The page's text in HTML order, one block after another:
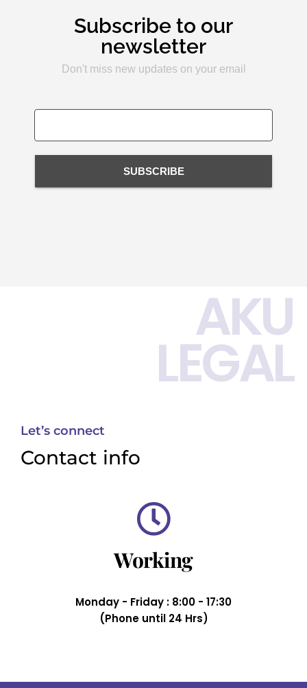
Subscribe to our
newsletter
Don't miss new updates on your email
SUBSCRIBE
AKU
LEGAL
Let’s connect
Contact info
Working
Monday - Friday : 8:00 - 17:30
(Phone until 24 Hrs)